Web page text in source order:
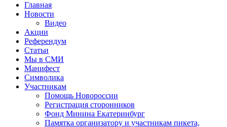
Главная
Новости
Видео
Акции
Референдум
Статьи
Мы в СМИ
Манифест
Символика
Участникам
Помощь Новороссии
Регистрация сторонников
Фонд Минина Екатеринбург
Памятка организатору и участникам пикета,